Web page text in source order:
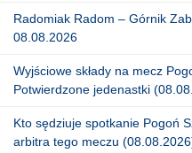
Radomiak Radom – Górnik
08.08.2026
Wyjściowe składy na mecz
Potwierdzone jedenastki
Kto sędziuje spotkanie Pogoń
arbitra tego meczu